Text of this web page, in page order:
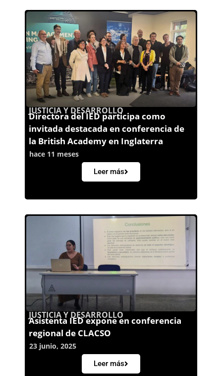
JUSTICIA Y DESARROLLO
Directora del IED participa como
invitada destacada en conferencia de
la British Academy en Inglaterra
hace 11 meses
Leer más
JUSTICIA Y DESARROLLO
Asistenta IED expone en conferencia
regional de CLACSO
23 junio, 2025
Leer más